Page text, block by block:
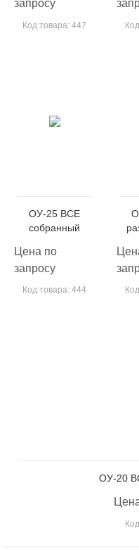
запросу
Код товара: 447
ОУ-25 ВСЕ
собранный
Цена по
запросу
Код товара: 444
ОУ-20